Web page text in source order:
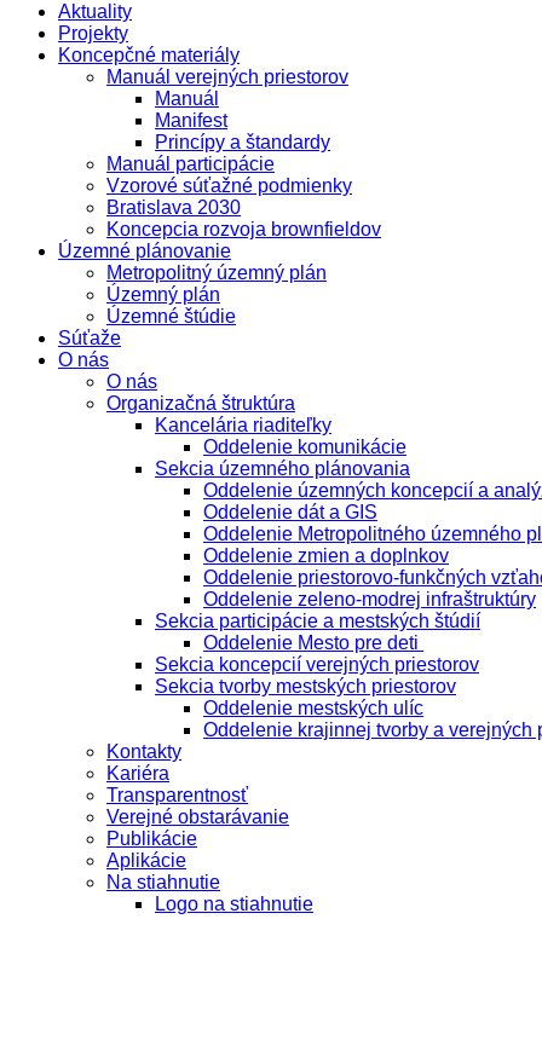
Aktuality
Projekty
Koncepčné materiály
Manuál verejných priestorov
Manuál
Manifest
Princípy a štandardy
Manuál participácie
Vzorové súťažné podmienky
Bratislava 2030
Koncepcia rozvoja brownfieldov
Územné plánovanie
Metropolitný územný plán
Územný plán
Územné štúdie
Súťaže
O nás
O nás
Organizačná štruktúra
Kancelária riaditeľky
Oddelenie komunikácie
Sekcia územného plánovania
Oddelenie územných koncepcií a
Oddelenie dát a GIS
Oddelenie Metropolitného územného
Oddelenie zmien a doplnkov
Oddelenie priestorovo-funkčných
Oddelenie zeleno-modrej infraštruktúry
Sekcia participácie a mestských štúdií
Oddelenie Mesto pre deti
Sekcia koncepcií verejných priestorov
Sekcia tvorby mestských priestorov
Oddelenie mestských ulíc
Oddelenie krajinnej tvorby a verejných
Kontakty
Kariéra
Transparentnosť
Verejné obstarávanie
Publikácie
Aplikácie
Na stiahnutie
Logo na stiahnutie